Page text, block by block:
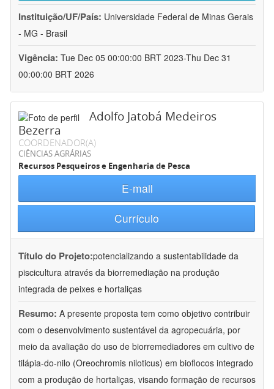
Instituição/UF/País: Universidade Federal de Minas Gerais
- MG - Brasil
Vigência: Tue Dec 05 00:00:00 BRT 2023-Thu Dec 31
00:00:00 BRT 2026
Adolfo Jatobá Medeiros
Bezerra
COORDENADOR(A)
CIÊNCIAS AGRÁRIAS
Recursos Pesqueiros e Engenharia de Pesca
E-mail
Currículo
Título do Projeto:potencializando a sustentabilidade da
piscicultura através da biorremediação na produção
integrada de peixes e hortaliças
Resumo: A presente proposta tem como objetivo contribuir
com o desenvolvimento sustentável da agropecuária, por
meio da avaliação do uso de biorremediadores em cultivo de
tilápia-do-nilo (Oreochromis niloticus) em bioflocos integrado
com a produção de hortaliças, visando formação de recursos